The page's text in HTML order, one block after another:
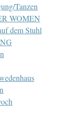
Tanzen
WOMEN
dem Stuhl